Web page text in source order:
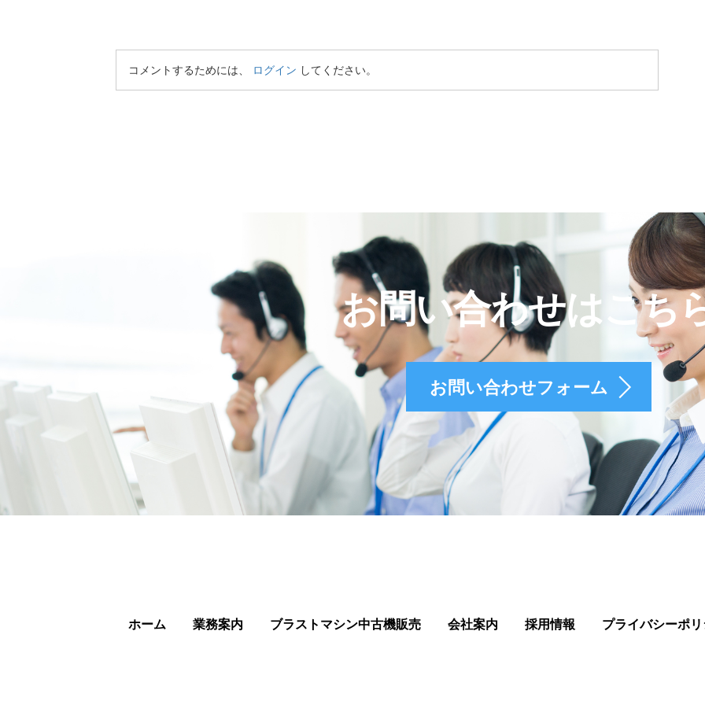
コメントするためには、 ログイン してください。
お問い合わせはこち
お問い合わせフォーム
ホーム 業務案内 ブラストマシン中古機販売 会社案内 採用情報 プライバシーポリ